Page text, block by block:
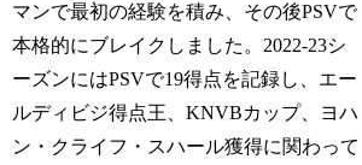
マンで最初の経験を積み、その後PSVで
本格的にブレイクしました。2022-23シ
ーズンにはPSVで19得点を記録し、エー
ルディビジ得点王、KNVBカップ、ヨハ
ン・クライフ・スハール獲得に関わって